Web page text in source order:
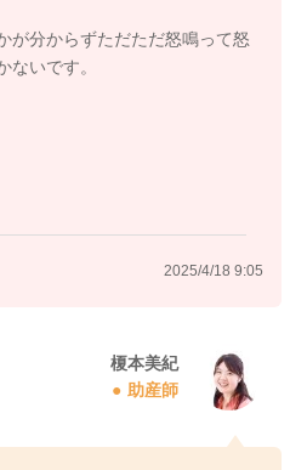
が分からずただただ怒鳴って怒
ないです。
2025/4/18 9:05
榎本美紀
助産師